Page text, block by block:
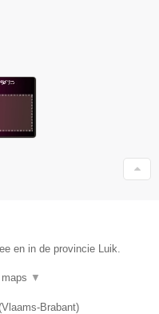
en in de provincie Luik.
▼
Vlaams-Brabant)